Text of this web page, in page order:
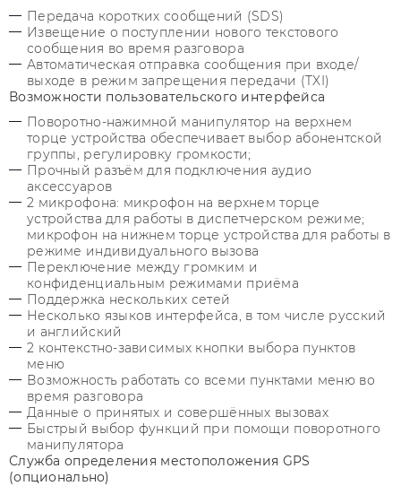
Передача коротких сообщений (SDS)
Извещение о поступлении нового текстового
сообщения во время разговора
Автоматическая отправка сообщения при входе/
выходе в режим запрещения передачи (TXI)
Возможности пользовательского интерфейса
Поворотно-нажимной манипулятор на верхнем
торце устройства обеспечивает выбор абонентской
группы, регулировку громкости;
Прочный разъём для подключения аудио
аксессуаров
2 микрофона: микрофон на верхнем торце
устройства для работы в диспетчерском режиме;
микрофон на нижнем торце устройства для работы в
режиме индивидуального вызова
Переключение между громким и
конфиденциальным режимами приёма
Поддержка нескольких сетей
Несколько языков интерфейса, в том числе русский
и английский
2 контекстно-зависимых кнопки выбора пунктов
меню
Возможность работать со всеми пунктами меню во
время разговора
Данные о принятых и совершённых вызовах
Быстрый выбор функций при помощи поворотного
манипулятора
Служба определения местоположения GPS
(опционально)